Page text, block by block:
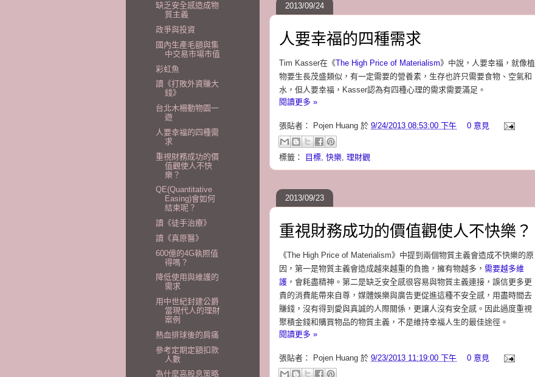
2013/09/24
人要幸福的四種需求
Tim Kasser在《The High Price of Materialism》中說，人要幸福，就像植
物要生長茂盛類似，有一定需要的營養素，生存也許只需要食物、空氣和
水，但人要幸福，Kasser認為有四種心理的需求需要滿足。
閱讀更多 »
張貼者： Pojen Huang 於 9/24/2013 08:53:00 下午 0 意見
標籤： 目標, 快樂, 理財觀
2013/09/23
重視財務成功的價值觀使人不快樂？
《The High Price of Materialism》中提到兩個物質主義會造成不快樂的原
因，第一是物質主義會造成越來越重的負擔，擁有物越多， 需要越多維
護 ，會耗盡精神。第二是缺乏安全感很容易與物質主義連接，誤信更多更
貴的消費能帶來自尊，媒體娛樂與廣告更促進這種不安全感，用盡時間去
賺錢，沒有得到愛與真誠的人際關係，更讓人沒有安全感。因此過度重視
聚積金錢和購買物品的物質主義，不是維持幸福人生的最佳途徑。
閱讀更多 »
張貼者： Pojen Huang 於 9/23/2013 11:19:00 下午 0 意見
缺乏安全感造成物
質主義
政爭與投資
國內生產毛額與集
中交易市場市值
彩虹魚
讀《打敗外資賺大
錢》
台北木柵動物園一
遊
人要幸福的四種需
求
重視財務成功的價
值觀使人不快
樂？
QE(Quantitative
Easing)會如何
結束呢？
讀《徒手治療》
讀《真原醫》
600億的4G執照值
得嗎？
降低使用與維護的
需求
用中世紀封建公爵
當現代人的理財
案例
熱血排球後的肩痛
參考定期定額扣款
人數
為什麼高股息策略